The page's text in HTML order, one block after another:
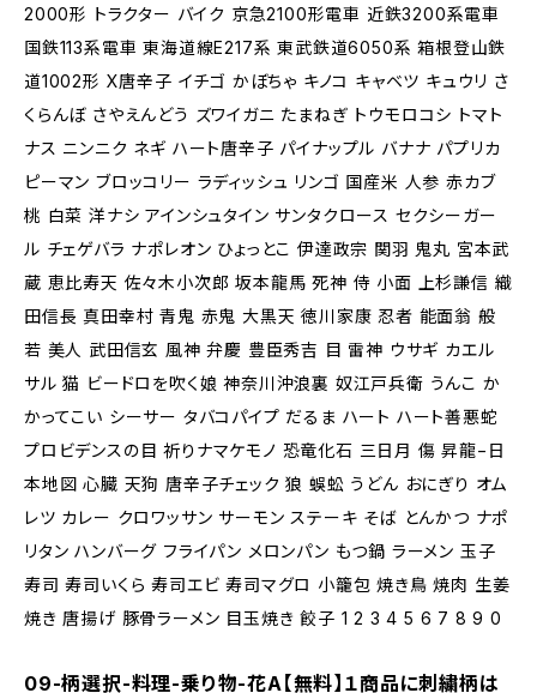
2000形 トラクター バイク 京急2100形電車 近鉄3200系電車
国鉄113系電車 東海道線E217系 東武鉄道6050系 箱根登山鉄
道1002形 X唐辛子 イチゴ かぼちゃ キノコ キャベツ キュウリ さ
くらんぼ さやえんどう ズワイガニ たまねぎ トウモロコシ トマト
ナス ニンニク ネギ ハート唐辛子 パイナップル バナナ パプリカ
ピーマン ブロッコリー ラディッシュ リンゴ 国産米 人参 赤カブ
桃 白菜 洋ナシ アインシュタイン サンタクロース セクシーガー
ル チェゲバラ ナポレオン ひょっとこ 伊達政宗 関羽 鬼丸 宮本武
蔵 恵比寿天 佐々木小次郎 坂本龍馬 死神 侍 小面 上杉謙信 織
田信長 真田幸村 青鬼 赤鬼 大黒天 徳川家康 忍者 能面翁 般
若 美人 武田信玄 風神 弁慶 豊臣秀吉 目 雷神 ウサギ カエル
サル 猫 ビードロを吹く娘 神奈川沖浪裏 奴江戸兵衛 うんこ か
かってこい シーサー タバコパイプ だるま ハート ハート善悪蛇
プロビデンスの目 祈りナマケモノ 恐竜化石 三日月 傷 昇龍−日
本地図 心臓 天狗 唐辛子チェック 狼 蜈蚣 うどん おにぎり オム
レツ カレー クロワッサン サーモン ステーキ そば とんかつ ナポ
リタン ハンバーグ フライパン メロンパン もつ鍋 ラーメン 玉子
寿司 寿司いくら 寿司エビ 寿司マグロ 小籠包 焼き鳥 焼肉 生姜
焼き 唐揚げ 豚骨ラーメン 目玉焼き 餃子 1 2 3 4 5 6 7 8 9 0
09-柄選択-料理-乗り物-花A【無料】１商品に刺繍柄は